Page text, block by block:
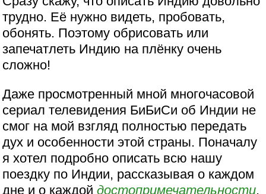
трудно. Её нужно видеть, пробовать,
обонять. Поэтому обрисовать или
запечатлеть Индию на плёнку очень
сложно!
Даже просмотренный мной многочасовой
сериал телевидения БиБиСи об Индии не
смог на мой взгляд полностью передать
дух и особенности этой страны. Поначалу
я хотел подробно описать всю нашу
поездку по Индии, рассказывая о каждом
дне и о каждойдостопримечательности,